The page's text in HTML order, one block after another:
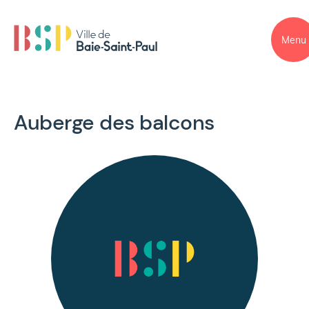
Menu
Auberge des balcons